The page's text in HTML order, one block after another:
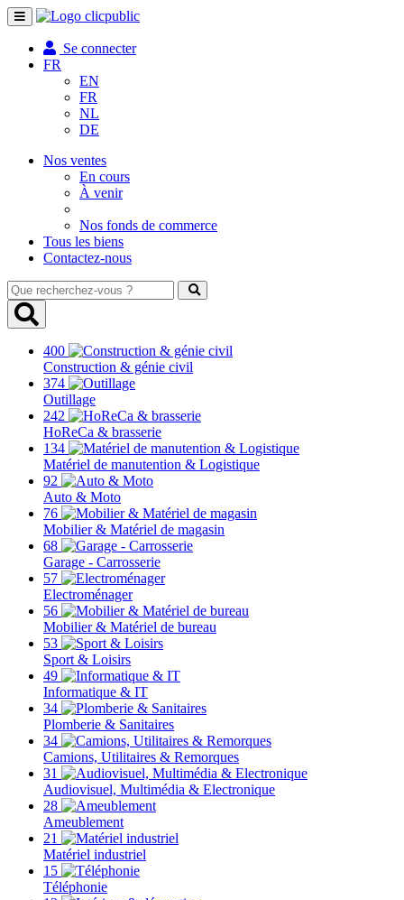
Toggle
navigation
Se connecter
FR
EN
FR
NL
DE
Nos ventes
En cours
À venir
Nos fonds de commerce
Tous les biens
Contactez-nous
Que
recherchez-
vous
400
Construction & génie civil
374
Outillage
242
HoReCa & brasserie
134
Matériel de manutention & Logistique
92
Auto & Moto
76
Mobilier & Matériel de magasin
68
Garage - Carrosserie
57
Electroménager
56
Mobilier & Matériel de bureau
53
Sport & Loisirs
49
Informatique & IT
34
Plomberie & Sanitaires
34
Camions, Utilitaires & Remorques
31
Audiovisuel, Multimédia & Electronique
28
Ameublement
21
Matériel industriel
15
Téléphonie